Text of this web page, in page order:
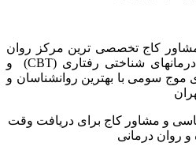
کاج تخصصی‏ ترین مرکز روان
درمانی و مشاوره در زمینه درمان‏های شناختی رفتاری (CBT) و
موج سومی با بهترین روانشناسان و
و مشاور کاج برای دریافت وقت
روان درمانی